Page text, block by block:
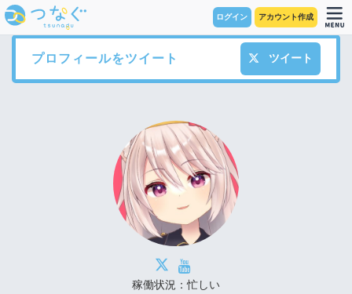
ログイン アカウント作成
プロフィールをツイート ツイート
稼働状況：忙しい